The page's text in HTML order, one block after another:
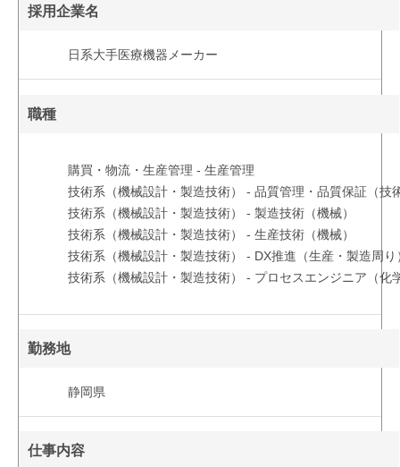
採用企業名
日系大手医療機器メーカー
職種
購買・物流・生産管理 - 生産管理
技術系（機械設計・製造技術） - 品質管理・品質保証（技
技術系（機械設計・製造技術） - 製造技術（機械）
技術系（機械設計・製造技術） - 生産技術（機械）
技術系（機械設計・製造技術） - DX推進（生産・製造周り
技術系（機械設計・製造技術） - プロセスエンジニア（化
勤務地
静岡県
仕事内容